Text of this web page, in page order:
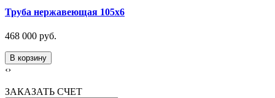
Труба нержавеющая 105х6
468 000 руб.
В корзину
‹›
ЗАКАЗАТЬ СЧЕТ